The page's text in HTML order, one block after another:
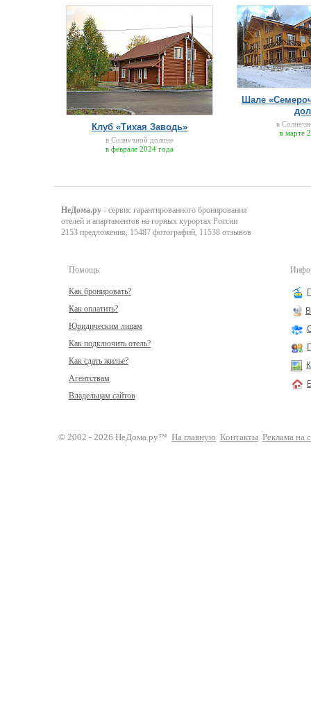
Клуб «Тихая Заводь»
в Солнечной долине
в феврале 2024 года
Шале
в
в марте
НеДома.ру - сервис гарантированного бронирования
отелей и апартаментов на горных курортах России
2153 предложения, 15487 фотографий, 11538 отзывов
Помощь:
Как бронировать?
Как оплатить?
Юридическим лицам
Как подключить отель?
Как сдать жилье?
Агентствам
Владельцам сайтов
© 2002 - 2026 НеДома.ру™ На главную Контакты Реклама на